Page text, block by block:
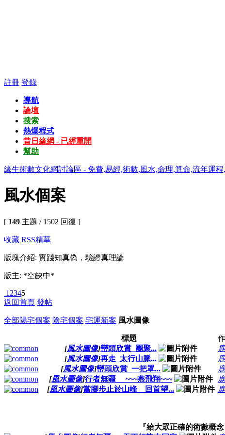
註冊 登錄
導航
論壇
搜索
熱爆程式
昔日緣網 - 已經重開
幫助
緣生術數文化網討論區 - 免費,易經,術數,風水,命理,算命,流年運
風水個案
[ 149 主題 / 1502 回復 ]
收藏 RSS精華
版塊介紹: 實踐知真偽，驗證真理論
版主: *空缺中*
1 2345
返回首頁 發帖
全部陽宅個案 陰宅個案 宅運新案 風水圖像
標題
[風水圖像]巒頭欣賞_團聚...
[風水圖像]再走_太行山脈...
[風水圖像]巒頭欣賞_一把罩...
[風水圖像]行者無疆__ ~~~燕飛翔~~~
[風水圖像]當腳步止於山峰__回首望...
『給大眾正確的術數概